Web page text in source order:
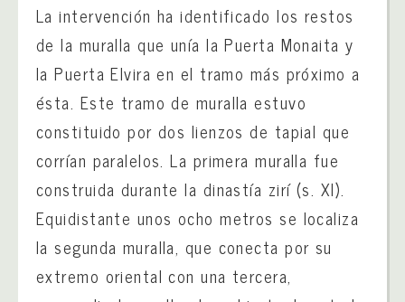
La intervención ha identificado los restos
de la muralla que unía la Puerta Monaita y
la Puerta Elvira en el tramo más próximo a
ésta. Este tramo de muralla estuvo
constituido por dos lienzos de tapial que
corrían paralelos. La primera muralla fue
construida durante la dinastía zirí (s. XI).
Equidistante unos ocho metros se localiza
la segunda muralla, que conecta por su
extremo oriental con una tercera,